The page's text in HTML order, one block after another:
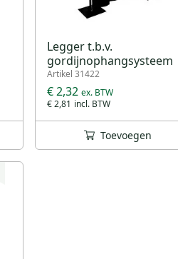
Legger t.b.v.
gordijnophangsysteem
Artikel 31422
€ 2,81
€ 2,32
Toevoegen